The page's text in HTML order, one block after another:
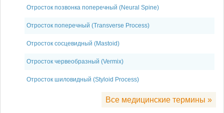
Отросток позвонка поперечный (Neural Spine)
Отросток поперечный (Transverse Process)
Отросток сосцевидный (Mastoid)
Отросток червеобразный (Vermix)
Отросток шиловидный (Styloid Process)
Все медицинские термины »